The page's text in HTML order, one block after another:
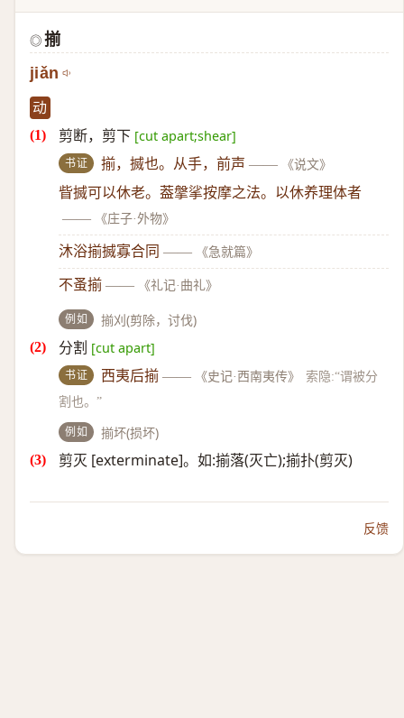
◎ 揃
jiǎn
动
剪断，剪下 [cut apart;shear]
书证 揃，搣也。从手，前声 —— 《说文》
眥搣可以休老。葢搫挲按摩之法。以休养理体者
——
《庄子·外物》
沐浴揃搣寡合同 —— 《急就篇》
不蚤揃 —— 《礼记·曲礼》
例如 揃刈(剪除，讨伐)
分割 [cut apart]
书证 西夷后揃 —— 《史记·西南夷传》
索隐:“谓被分
割也。”
例如 揃坏(损坏)
剪灭 [exterminate]。如:揃落(灭亡);揃扑(剪灭)
反馈